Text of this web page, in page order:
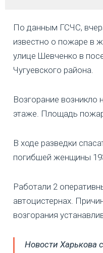
По данным ГСЧС,
известно о пожаре в
улице Шевченко в
Чугуевского района.
Возгорание возникло
этаже. Площадь
В ходе разведки
погибшей женщины
Работали 2
автоцистернах.
возгорания
Новости Харькова